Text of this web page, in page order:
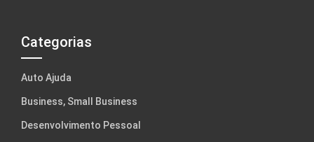
Categorias
Auto Ajuda
Business, Small Business
Desenvolvimento Pessoal